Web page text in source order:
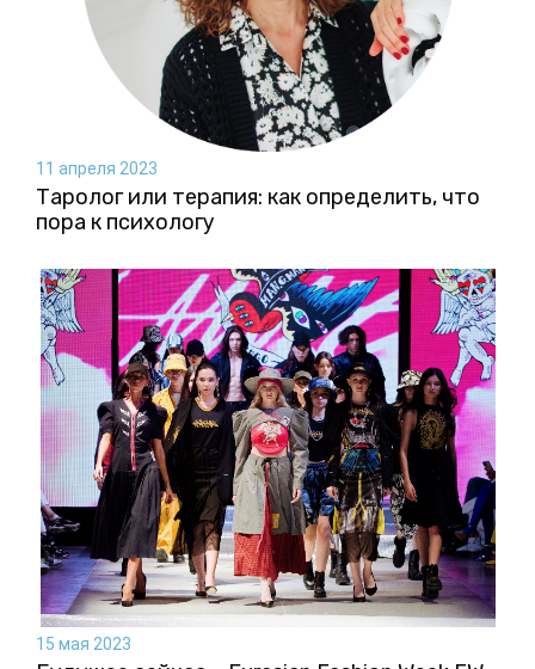
11 апреля 2023
Таролог или терапия: как определить, что
пора к психологу
15 мая 2023